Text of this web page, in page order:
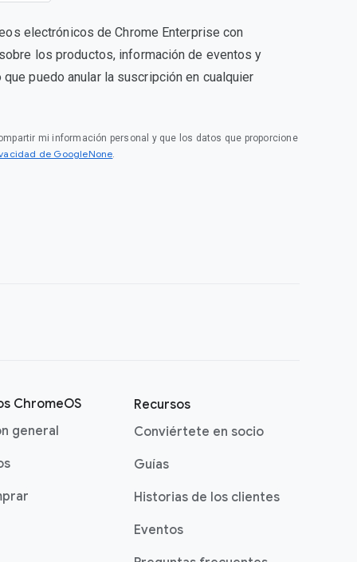
electrónicos de Chrome Enterprise con
los productos, información de eventos y
que puedo anular la suscripción en cualquier
mi información personal y que los datos que proporcione
de GoogleNone.
ChromeOS
general
Recursos
Conviértete en socio
Guías
Historias de los clientes
Eventos